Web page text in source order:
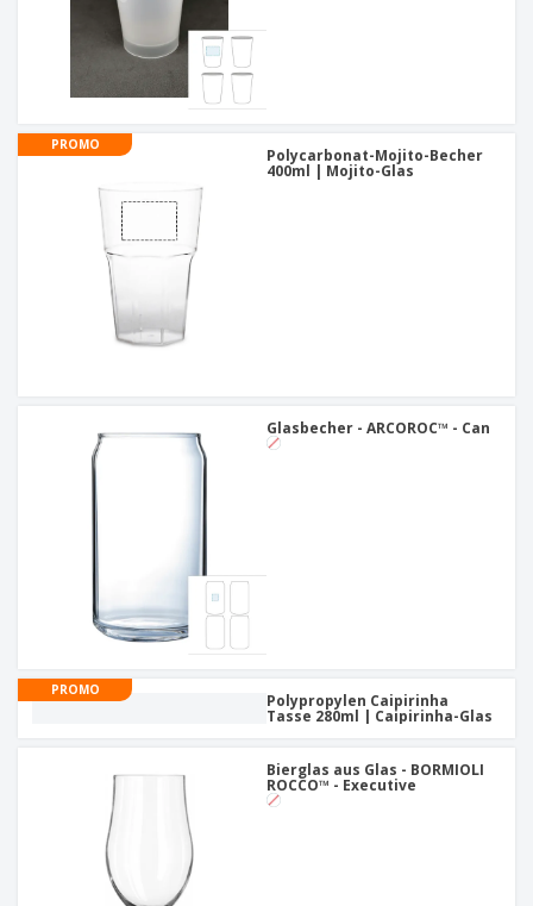
PROMO
Polycarbonat-Mojito-Becher
400ml | Mojito-Glas
Glasbecher - ARCOROC™ - Can
PROMO
Polypropylen Caipirinha
Tasse 280ml | Caipirinha-Glas
Bierglas aus Glas - BORMIOLI
ROCCO™ - Executive